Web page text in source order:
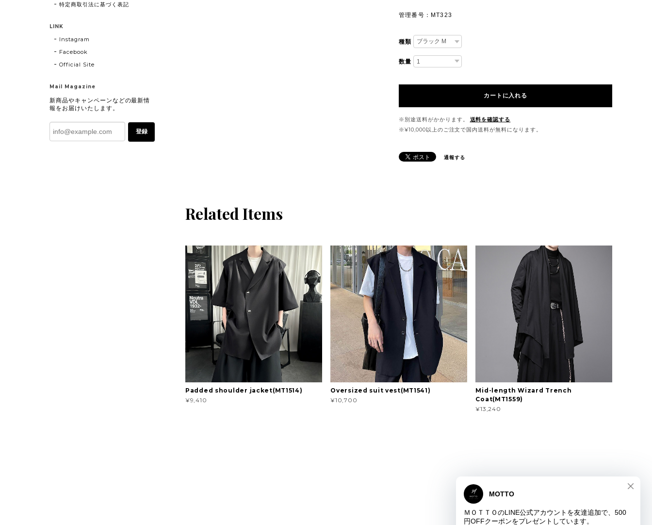
管理番号：MT323
種類
数量
カートに入れる
※別途送料がかかります。
送料を確認する
※¥10,000以上のご注文で国内送料が無料になります。
通報する
Related Items
Padded shoulder jacket(MT1514)
¥9,410
Oversized suit vest(MT1541)
¥10,700
Mid-length Wizard Trench
Coat(MT1559)
¥13,240
特定商取引法に基づく表記
LINK
Instagram
Facebook
Official Site
Mail Magazine
新商品やキャンペーンなどの最新情
報をお届けいたします。
登録